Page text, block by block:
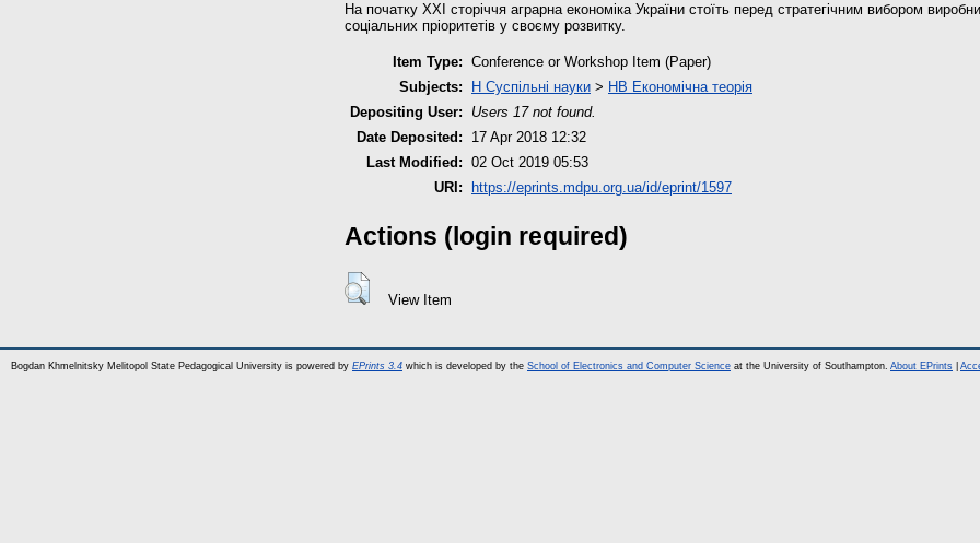
На початку XXI сторіччя аграрна економіка України стоїть перед стратегічним вибором
соціальних пріоритетів у своєму розвитку.
Item Type: Conference or Workshop Item (Paper)
Subjects:
H Суспільні науки > HB Економічна теорія
Depositing User:
Users 17 not found.
Date Deposited:
17 Apr 2018 12:32
Last Modified: 02 Oct 2019 05:53
URI:
https://eprints.mdpu.org.ua/id/eprint/1597
Actions (login required)
View Item
Bogdan Khmelnitsky Melitopol State Pedagogical University is powered by EPrints 3.4 which is developed by the School of Electronics and Computer Science at the University of Southampton. About EPrints